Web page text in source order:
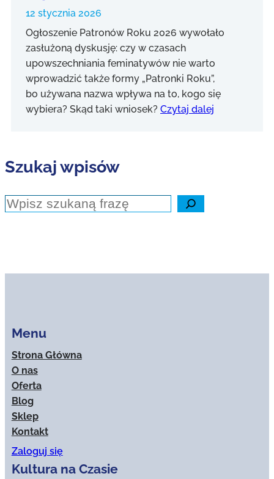
12 stycznia 2026
Ogłoszenie Patronów Roku 2026 wywołało
zasłużoną dyskusję: czy w czasach
upowszechniania feminatywów nie warto
wprowadzić także formy „Patronki Roku”,
bo używana nazwa wpływa na to, kogo się
wybiera? Skąd taki wniosek? Czytaj dalej
Szukaj wpisów
Szukaj
Menu
Strona Główna
O nas
Oferta
Blog
Sklep
Kontakt
Zaloguj się
Kultura na Czasie